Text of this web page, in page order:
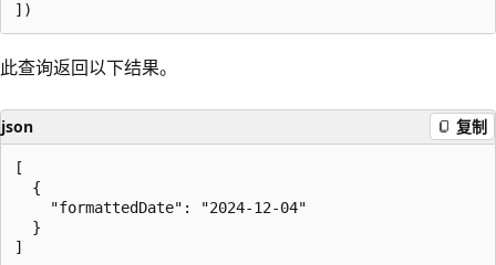
此查询返回以下结果。
json 复制
[
  {
    "formattedDate": "2024-12-04"
  }